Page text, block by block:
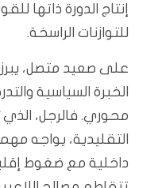
إنتاج الدورة ذاتها
للتوازنات الراسخة.
على صعيد متصل،
الخبرة السياسية
محوري. فالرجل، الذي
التقليدية، يواجه
داخلية مع ضغوط